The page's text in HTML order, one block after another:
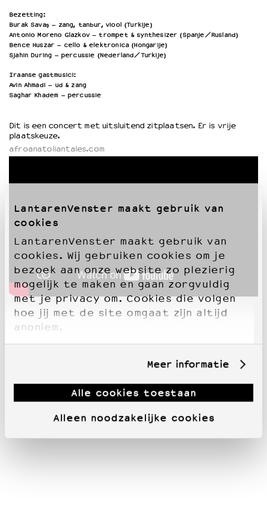
LantarenVenster maakt gebruik van
cookies
LantarenVenster maakt gebruik van
cookies. Wij gebruiken cookies om je
bezoek aan onze website zo plezierig
mogelijk te maken en gaan zorgvuldig
met je privacy om. Cookies die volgen
hoe jij met de site omgaat zijn altijd
anoniem.
Meer informatie
Alle cookies toestaan
Alleen noodzakelijke cookies
Bezetting:
Burak Savaş – zang, tanbur, viool (Turkije)
Antonio Moreno Glazkov – trompet & synthesizer (Spanje/Rusland)
Bence Huszar – cello & elektronica (Hongarije)
Sjahin During – percussie (Nederland/Turkije)
Iraanse gastmusici:
Avin Ahmadi – ud & zang
Saghar Khadem – percussie
Dit is een concert met uitsluitend zitplaatsen. Er is vrije
plaatskeuze.
afroanatoliantales.com